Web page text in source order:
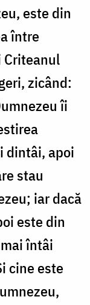
este din
între
Criteanul
zicând:
îi
dintâi, apoi
stau
iar dacă
este din
întâi
cine este